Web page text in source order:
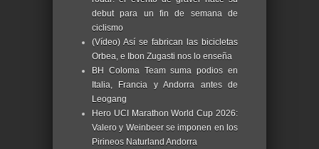
debut para un fin de semana de
ciclismo
(Vídeo) Así se fabrican las bicicletas
Orbea, e Ibon Zugasti nos lo enseña
BH Coloma Team suma podios en
Italia, Francia y Andorra antes de
Leogang
Hero UCI Marathon World Cup 2026:
Valero y Weinbeer se imponen en los
Pirineos Naturland Andorra